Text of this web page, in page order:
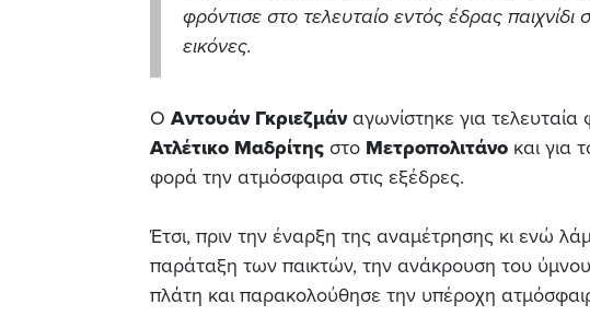
φρόντισε στο τελευταίο εντός έδρας παιχνίδι
εικόνες.
Ο Αντουάν Γκριεζμάν αγωνίστηκε για
Ατλέτικο Μαδρίτης στο Μετροπολιτάνο και για
φορά την ατμόσφαιρα στις εξέδρες.
Έτσι, πριν την έναρξη της αναμέτρησης κι ενώ
παράταξη των παικτών, την ανάκρουση του
πλάτη και παρακολούθησε την υπέροχη